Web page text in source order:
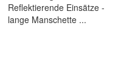
Reflektierende Einsätze -
lange Manschette ...